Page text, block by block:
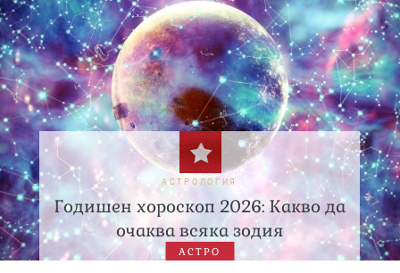
АСТРОЛОГИЯ
Годишен хороскоп 2026: Какво да
очаква всяка зодия
АСТРО